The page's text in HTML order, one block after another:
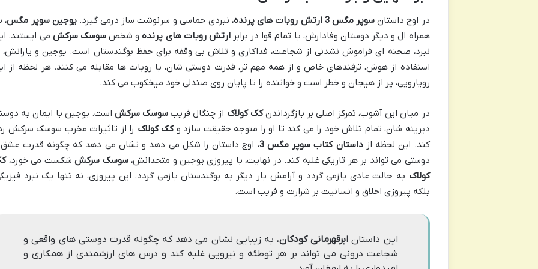
در اوج داستان سوپر مگس 3 ارتش روبات های پرنده ، نبردی حماسی و سرنوشت ساز درمی گیرد.یوجین سوپر مگس،
همراه ال و دیگر دوستان وفادارش، با تمام قوا در برابرارتش روبات های پرندهو شخصسوسک سرکش می ایستند.
نبرد، صحنه ای فراموش نشدنی از شجاعت، فداکاری و تلاش بی وقفه برای حفظ بوگندستان است. یوجین و یارانش،
استفاده از هوش، ترفندهای خاص و از همه مهم تر، قدرت دوستی شان، با روبات ها مقابله می کنند. هر لحظه از
رویارویی، پر از هیجان و خطر است و خواننده را تا پایان روی صندلی خود میخکوب می کند.
در میان این آشوب، تمرکز اصلی بر بازگرداندنکک کولاک از چنگال فریب سوسک سرکش است. یوجین با ایمان به
دیرینه شان، تمام تلاش خود را می کند تا او را متوجه حقیقت سازد وکک کولاک را از تاثیرات مخرب سوسک سرکش
کند. این لحظه ازداستان کتاب سوپر مگس 3 ، اوج داستان را شکل می دهد و نشان می دهد که چگونه قدرت
دوستی می تواند بر هر تاریکی غلبه کند. در نهایت، با پیروزی یوجین و متحدانش،سوسک سرکششکست می خورد،
کولاک به حالت عادی بازمی گردد و آرامش بار دیگر به بوگندستان بازمی گردد. این پیروزی، نه تنها یک نبرد
بلکه پیروزی اخلاق و انسانیت بر شرارت و فریب است.
این داستان ابرقهرمانی کودکان، به زیبایی نشان می دهد که چگونه قدرت دوستی های واقعی و
شجاعت درونی می تواند بر هر توطئه و نیرویی غلبه کند و درس های ارزشمندی از همکاری و